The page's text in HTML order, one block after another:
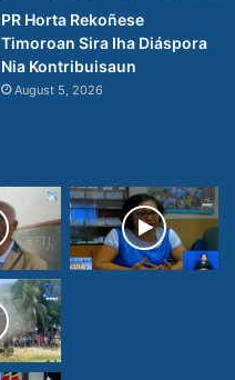
PR Horta Rekoñese
Timoroan Sira Iha Diáspora
Nia Kontribuisaun
August 5, 2026